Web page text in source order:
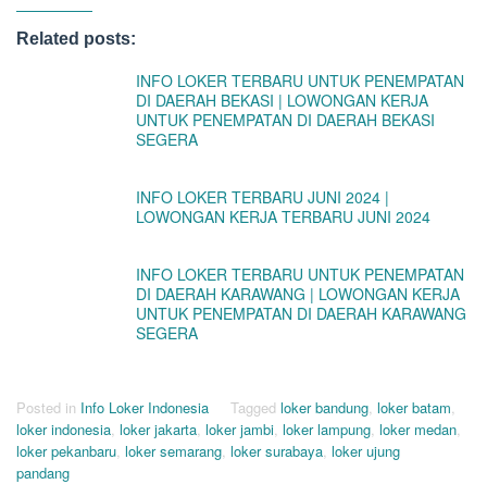
Related posts:
INFO LOKER TERBARU UNTUK PENEMPATAN
DI DAERAH BEKASI | LOWONGAN KERJA
UNTUK PENEMPATAN DI DAERAH BEKASI
SEGERA
INFO LOKER TERBARU JUNI 2024 |
LOWONGAN KERJA TERBARU JUNI 2024
INFO LOKER TERBARU UNTUK PENEMPATAN
DI DAERAH KARAWANG | LOWONGAN KERJA
UNTUK PENEMPATAN DI DAERAH KARAWANG
SEGERA
Posted in Info Loker Indonesia Tagged loker bandung, loker batam,
loker indonesia, loker jakarta, loker jambi, loker lampung, loker medan,
loker pekanbaru, loker semarang, loker surabaya, loker ujung
pandang